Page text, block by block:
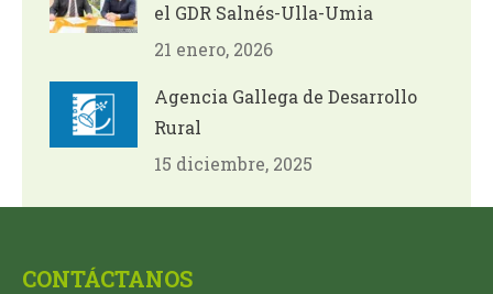
el GDR Salnés-Ulla-Umia
21 enero, 2026
Agencia Gallega de Desarrollo
Rural
15 diciembre, 2025
CONTÁCTANOS